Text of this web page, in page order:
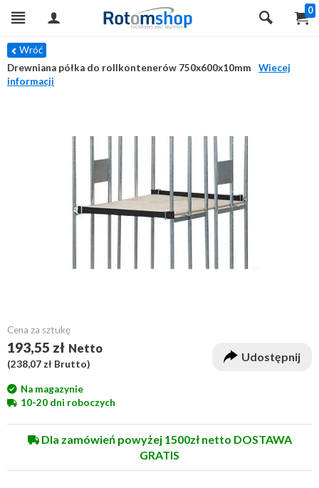
0
Wróć
Drewniana półka do rollkontenerów 750x600x10mm
Wiecej
informacji
Cena za sztukę
193,55 zł Netto
(238,07 zł Brutto)
Udostępnij
Na magazynie
10-20 dni roboczych
Dla zamówień powyżej 1500zł netto DOSTAWA
GRATIS